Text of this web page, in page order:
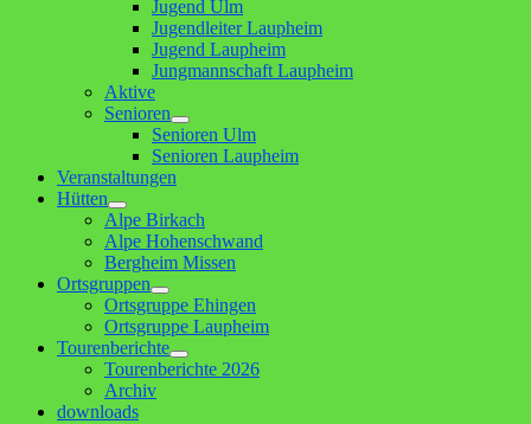
anzeigen
Jugend Ulm
Jugendleiter Laupheim
Jugend Laupheim
Jungmannschaft Laupheim
Aktive
Senioren
Untermenü
anzeigen
Senioren Ulm
Senioren Laupheim
Veranstaltungen
Hütten
Untermenü
anzeigen
Alpe Birkach
Alpe Hohenschwand
Bergheim Missen
Ortsgruppen
Untermenü
anzeigen
Ortsgruppe Ehingen
Ortsgruppe Laupheim
Tourenberichte
Untermenü
anzeigen
Tourenberichte 2026
Archiv
downloads